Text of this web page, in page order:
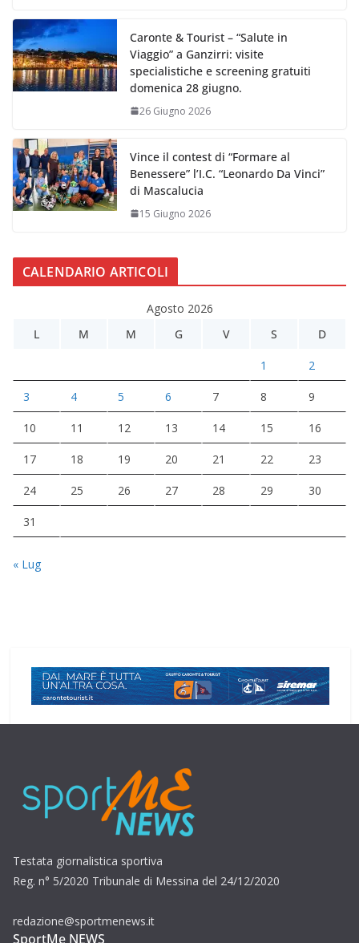
Caronte & Tourist – “Salute in
Viaggio” a Ganzirri: visite
specialistiche e screening gratuiti
domenica 28 giugno.
26 Giugno 2026
Vince il contest di “Formare al
Benessere” l’I.C. “Leonardo Da Vinci”
di Mascalucia
15 Giugno 2026
CALENDARIO ARTICOLI
Agosto 2026
L
M M G V S D
1 2
3 4 5 6 7 8 9
10 11 12 13 14 15 16
17 18 19 20 21 22 23
24 25 26 27 28 29 30
31
« Lug
Testata giornalistica sportiva
Reg. n° 5/2020 Tribunale di Messina del 24/12/2020
redazione@sportmenews.it
SportMe NEWS